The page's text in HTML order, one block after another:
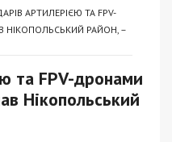
АРТИЛЕРІЄЮ ТА FPV-
РАЙОН, –
та FPV-дронами
Нікопольський